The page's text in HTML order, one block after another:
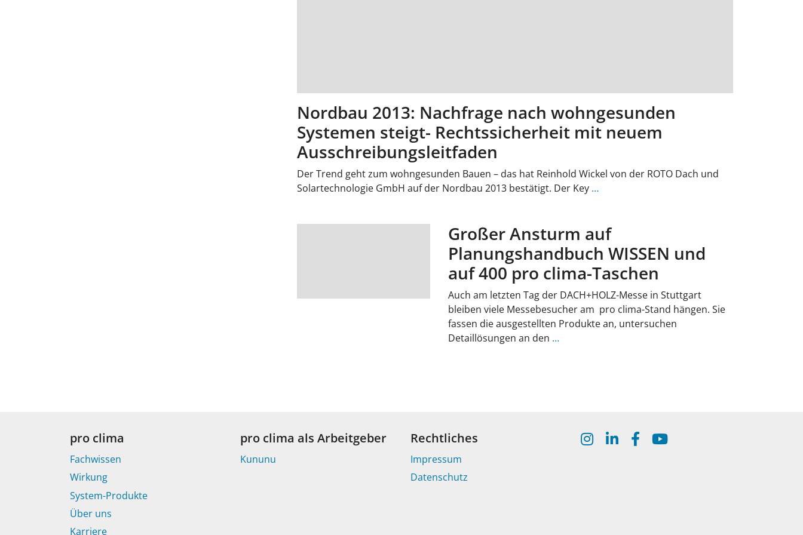
Nordbau 2013: Nachfrage nach wohngesunden
Systemen steigt- Rechtssicherheit mit neuem
Ausschreibungsleitfaden
Der Trend geht zum wohngesunden Bauen – das hat Reinhold Wickel von der ROTO Dach und
Solartechnologie GmbH auf der Nordbau 2013 bestätigt. Der Key …
Großer Ansturm auf
Planungshandbuch WISSEN und
auf 400 pro clima-Taschen
Auch am letzten Tag der DACH+HOLZ-Messe in Stuttgart
bleiben viele Messebesucher am pro clima-Stand hängen. Sie
fassen die ausgestellten Produkte an, untersuchen
Detaillösungen an den …
pro clima
Fachwissen
Wirkung
System-Produkte
Über uns
Karriere
pro clima als Arbeitgeber
Kununu
Rechtliches
Impressum
Datenschutz